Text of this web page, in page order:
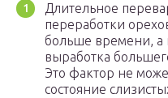
Длительное
переработки
больше времени, а
выработка
Это фактор не
состояние